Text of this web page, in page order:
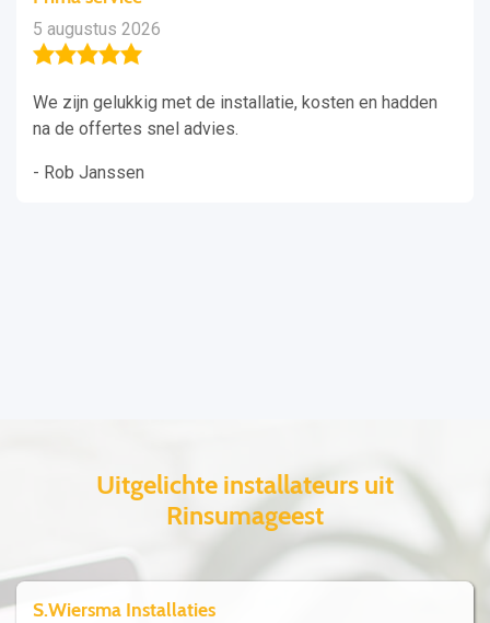
5 augustus 2026
We zijn gelukkig met de installatie, kosten en hadden
na de offertes snel advies.
- Rob Janssen
Uitgelichte installateurs uit
Rinsumageest
S.Wiersma Installaties